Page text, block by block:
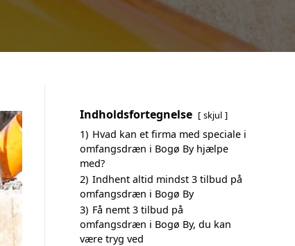
Indholdsfortegnelse skjul
1) Hvad kan et firma med speciale i
omfangsdræn i Bogø By hjælpe
med?
2) Indhent altid mindst 3 tilbud på
omfangsdræn i Bogø By
3) Få nemt 3 tilbud på
omfangsdræn i Bogø By, du kan
være tryg ved